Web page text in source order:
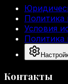
Политика
Условия
Политика
Контакты